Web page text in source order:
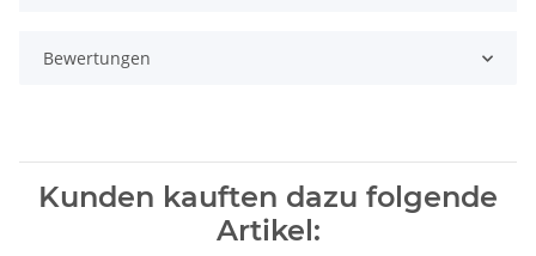
Bewertungen
Kunden kauften dazu folgende
Artikel: